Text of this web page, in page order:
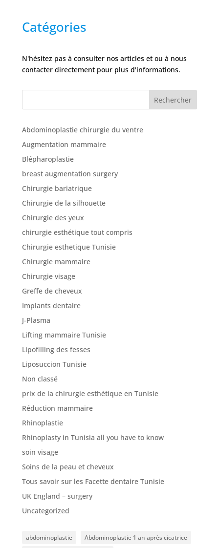
Catégories
N'hésitez pas à consulter nos articles et ou à nous
contacter directement pour plus d'informations.
Rechercher
Abdominoplastie chirurgie du ventre
Augmentation mammaire
Blépharoplastie
breast augmentation surgery
Chirurgie bariatrique
Chirurgie de la silhouette
Chirurgie des yeux
chirurgie esthétique tout compris
Chirurgie esthetique Tunisie
Chirurgie mammaire
Chirurgie visage
Greffe de cheveux
Implants dentaire
J-Plasma
Lifting mammaire Tunisie
Lipofilling des fesses
Liposuccion Tunisie
Non classé
prix de la chirurgie esthétique en Tunisie
Réduction mammaire
Rhinoplastie
Rhinoplasty in Tunisia all you have to know
soin visage
Soins de la peau et cheveux
Tous savoir sur les Facette dentaire Tunisie
UK England – surgery
Uncategorized
abdominoplastie
Abdominoplastie 1 an après cicatrice